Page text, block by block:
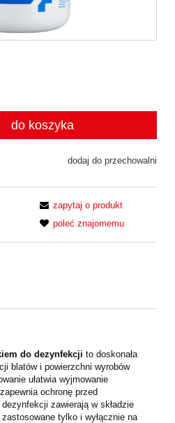
do koszyka
dodaj do przechowalni
zapytaj o produkt
poleć znajomemu
do dezynfekcji to doskonała
blatów i powierzchni wyrobów
ułatwia wyjmowanie
ochronę przed
zawierają w składzie
tylko i wyłącznie na